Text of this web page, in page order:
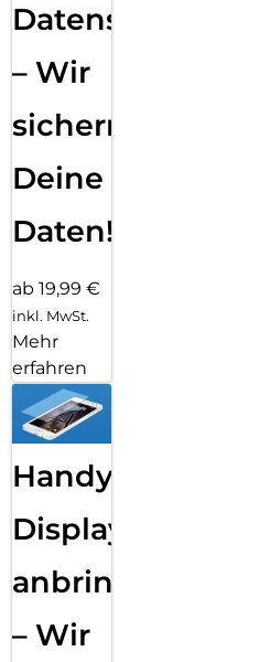
Datensicherung
– Wir
sichern
Deine
Daten!
ab 19,99 €
inkl. MwSt.
Mehr
erfahren
Handy
Displayfolie
anbringen
– Wir